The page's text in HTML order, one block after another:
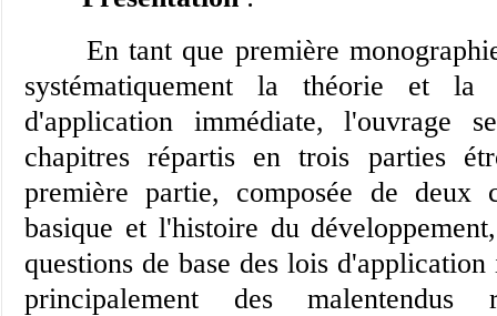
En tant que première
systématiquement la théorie et
d'application immédiate, l'ouvrage
chapitres répartis en trois parties
première partie, composée de deux
basique et l'histoire du
questions de base des lois
principalement des